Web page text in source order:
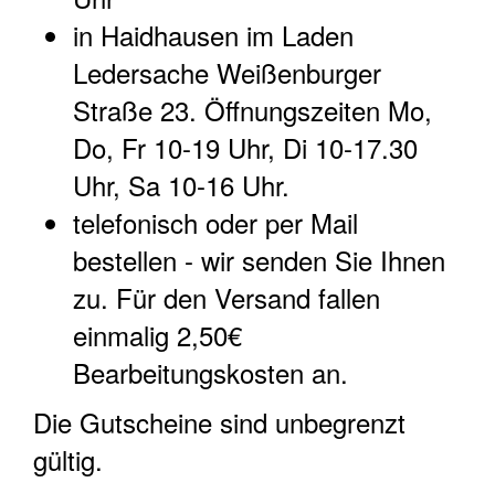
in Haidhausen im Laden
Ledersache Weißenburger
Straße 23. Öffnungszeiten Mo,
Do, Fr 10-19 Uhr, Di 10-17.30
Uhr, Sa 10-16 Uhr.
telefonisch oder per Mail
bestellen - wir senden Sie Ihnen
zu. Für den Versand fallen
einmalig 2,50€
Bearbeitungskosten an.
Die Gutscheine sind unbegrenzt
gültig.